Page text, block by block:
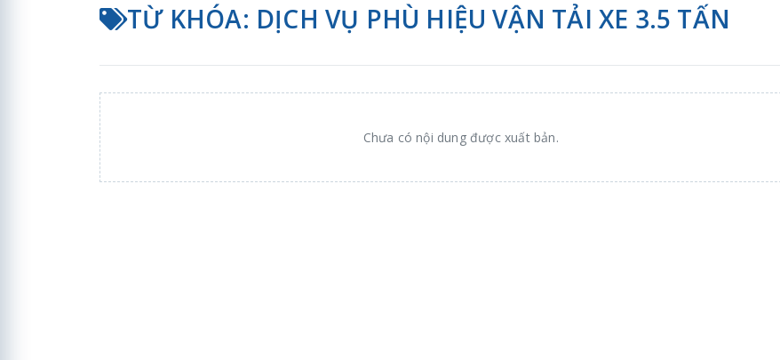
TỪ KHÓA: DỊCH VỤ PHÙ HIỆU VẬN TẢI XE 3.5 TẤN
Chưa có nội dung được xuất bản.